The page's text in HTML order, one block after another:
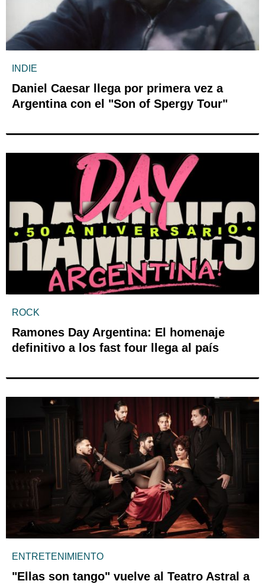
INDIE
Daniel Caesar llega por primera vez a
Argentina con el "Son of Spergy Tour"
ROCK
Ramones Day Argentina: El homenaje
definitivo a los fast four llega al país
ENTRETENIMIENTO
"Ellas son tango" vuelve al Teatro Astral a